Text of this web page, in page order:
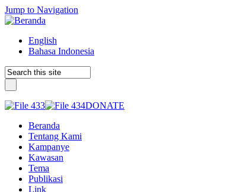
Jump to Navigation
English
Bahasa Indonesia
DONATE
Beranda
Tentang Kami
Kampanye
Kawasan
Tema
Publikasi
Link